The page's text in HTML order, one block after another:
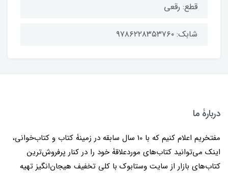
قطع: رقعی
شابک: ۹۷۸۶۲۲۸۳۵۳۷۶۰
دربارۀ ما
مفتخریم اعلام کنیم که با 10 سال سابقه در زمینۀ کتاب و کتاب‌خوانی،
اینک می‌توانید کتاب‌های موردعلاقۀ خود را در کنار پرفروش‌ترین
کتاب‌های بازار از سایت وستابوک با کلی تخفیف هیجان‌انگیز تهیه